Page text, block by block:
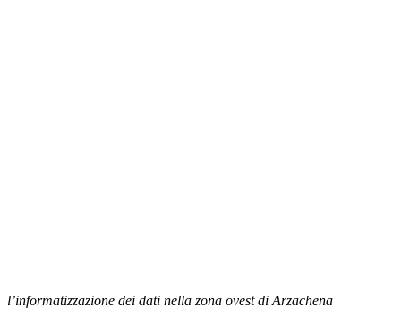
l’informatizzazione dei dati nella zona ovest di Arzachena